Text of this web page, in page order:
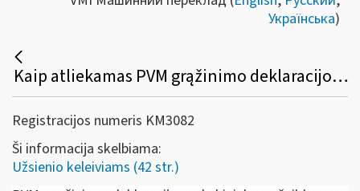
Українська)
Kaip atliekamas PVM grąžinimo deklaracijos duomenų pildymas e. sistemose ir duomenų perdavimas naudojantis žiniatinklio paslaugomis?
Registracijos numeris KM3082
Ši informacija skelbiama:
Užsienio keleiviams (42 str.)